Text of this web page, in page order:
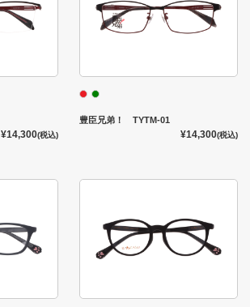
¥14,300(税込)
豊臣兄弟！ TYTM-01
¥14,300(税込)